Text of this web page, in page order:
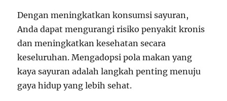
Dengan meningkatkan konsumsi sayuran,
Anda dapat mengurangi risiko penyakit kronis
dan meningkatkan kesehatan secara
keseluruhan. Mengadopsi pola makan yang
kaya sayuran adalah langkah penting menuju
gaya hidup yang lebih sehat.